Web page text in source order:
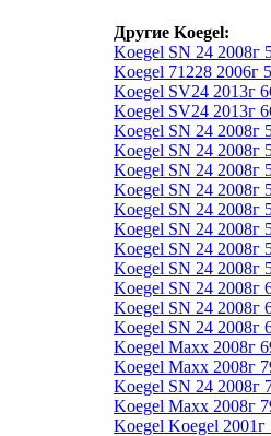
Другие Koegel:
Koegel SN 24 2008г
Koegel 71228 2006г
Koegel SV24 2013г
Koegel SV24 2013г
Koegel SN 24 2008г
Koegel SN 24 2008г
Koegel SN 24 2008г
Koegel SN 24 2008г
Koegel SN 24 2008г
Koegel SN 24 2008г
Koegel SN 24 2008г
Koegel SN 24 2008г
Koegel SN 24 2008г
Koegel SN 24 2008г
Koegel SN 24 2008г
Koegel Maxx 2008г
Koegel Maxx 2008г
Koegel SN 24 2008г
Koegel Maxx 2008г
Koegel Koegel 2001г